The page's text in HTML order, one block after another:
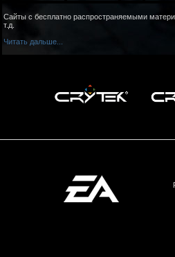
Сайты с бесплатно распространяемыми
т.д.
Читать дальше...